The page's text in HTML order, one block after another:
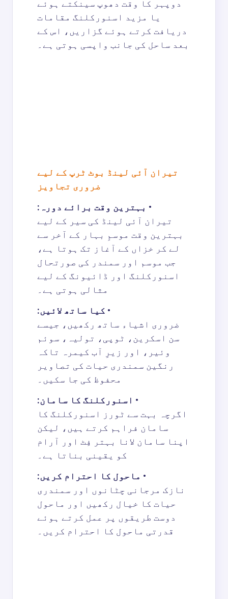
دوپہر کا وقت دھوپ سینکتے ہوئے
یا مزید اسنورکلنگ مقامات
دریافت کرتے ہوئے گزاریں، اس کے
بعد ساحل کی جانب واپسی ہوتی ہے۔
تیران آئی لینڈ بوٹ ٹرپ کے لیے
ضروری تجاویز
• بہترین وقت برائے دورہ:
تیران آئی لینڈ کی سیر کے لیے
بہترین وقت موسمِ بہار کے آخر سے
لے کر خزاں کے آغاز تک ہوتا ہے،
جب موسم اور سمندر کی صورتحال
اسنورکلنگ اور ڈائیونگ کے لیے
مثالی ہوتی ہے۔
• کیا ساتھ لائیں:
ضروری اشیاء ساتھ رکھیں، جیسے
سن اسکرین، ٹوپی، تولیہ، سوئم
وئیر، اور زیرِ آب کیمرہ تاکہ
رنگین سمندری حیات کی تصاویر
محفوظ کی جا سکیں۔
• اسنورکلنگ کا سامان:
اگرچہ بہت سے ٹورز اسنورکلنگ کا
سامان فراہم کرتے ہیں، لیکن
اپنا سامان لانا بہتر فِٹ اور آرام
کو یقینی بناتا ہے۔
• ماحول کا احترام کریں:
نازک مرجانی چٹانوں اور سمندری
حیات کا خیال رکھیں اور ماحول
دوست طریقوں پر عمل کرتے ہوئے
قدرتی ماحول کا احترام کریں۔